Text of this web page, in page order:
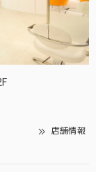
店舗情報